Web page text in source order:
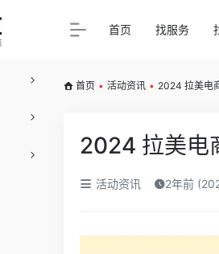
首页 找服务
首页 • 活动资讯 • 2024 拉美电
2024 拉美电
活动资讯 2年前